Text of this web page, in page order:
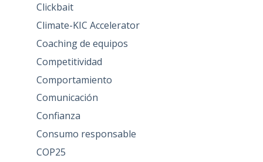
Clickbait
Climate-KIC Accelerator
Coaching de equipos
Competitividad
Comportamiento
Comunicación
Confianza
Consumo responsable
COP25